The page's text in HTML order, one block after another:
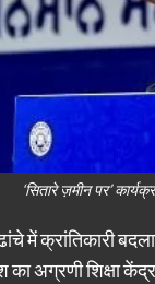
‘सितारे ज़मीन पर’
में क्रांतिकारी
अग्रणी शिक्षा केंद्र